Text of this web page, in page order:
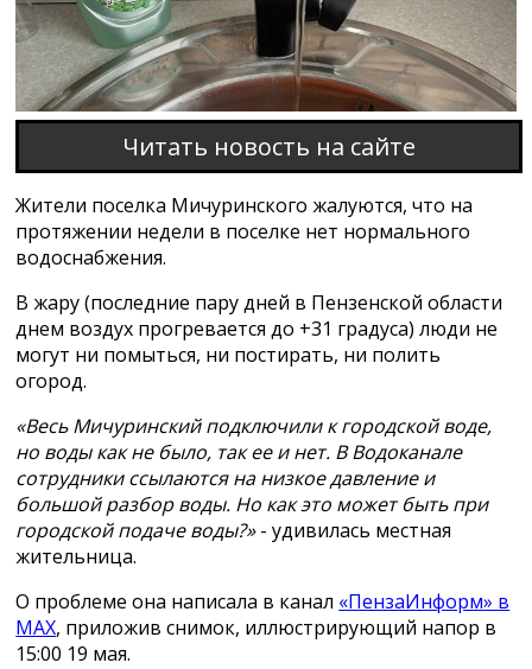
Читать новость на сайте
Жители поселка Мичуринского жалуются, что на
протяжении недели в поселке нет нормального
водоснабжения.
В жару (последние пару дней в Пензенской области
днем воздух прогревается до +31 градуса) люди не
могут ни помыться, ни постирать, ни полить
огород.
«Весь Мичуринский подключили к городской воде,
но воды как не было, так ее и нет. В Водоканале
сотрудники ссылаются на низкое давление и
большой разбор воды. Но как это может быть при
городской подаче воды?»- удивилась местная
жительница.
О проблеме она написала в канал «ПензаИнформ» в
MAX, приложив снимок, иллюстрирующий напор в
15:00 19 мая.